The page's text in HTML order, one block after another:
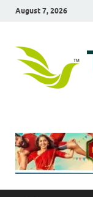
August 7, 2026